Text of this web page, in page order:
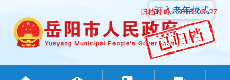
归档时间：2018-03-27
进入老年模式